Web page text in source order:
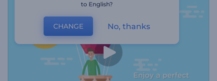
to English?
CHANGE No, thanks